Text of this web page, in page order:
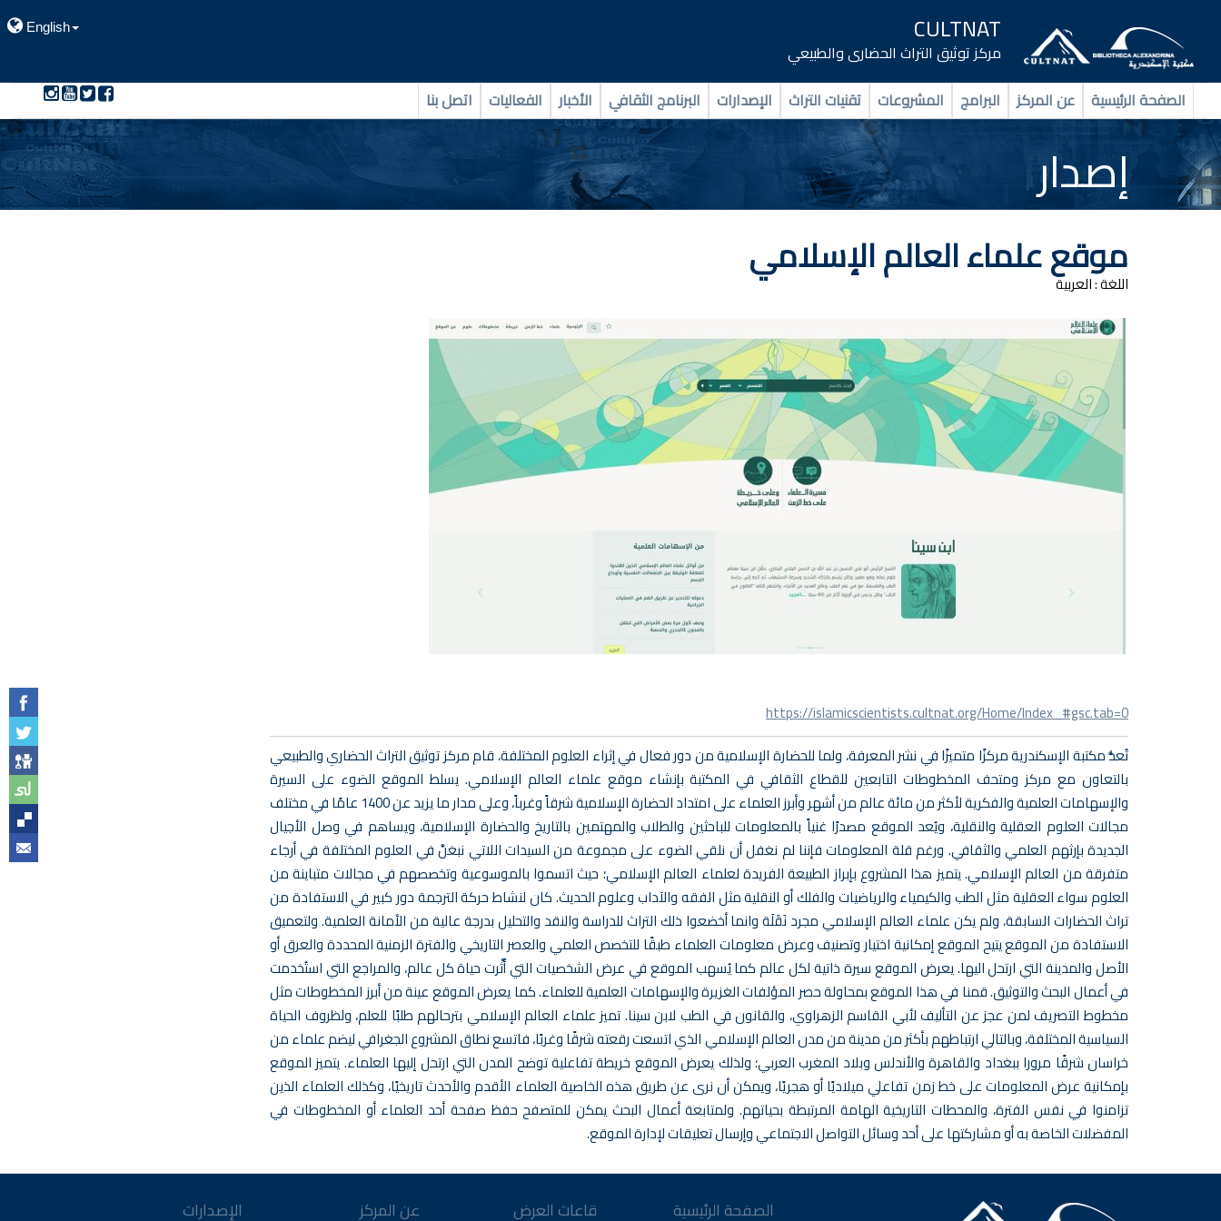
CULTNAT
مركز توثيق التراث الحضارى والطبيعي
English
الصفحة الرئيسية عن المركز البرامج المشروعات تقنيات التراث الإصدارات البرنامج الثقافي الأخبار الفعاليات اتصل بنا
إصدار
موقع علماء العالم الإسلامي
اللغة :العربية
https://islamicscientists.cultnat.org/Home/Index_#gsc.tab=0
تُعدُّ مكتبة الإسكندرية مركزًا متميزًا في نشر المعرفة، ولما للحضارة الإسلامية من دور فعال في إثراء العلوم المختلفة، قام مركز توثيق التراث الحضاري والطبيعي
بالتعاون مع مركز ومتحف المخطوطات التابعين للقطاع الثقافي في المكتبة بإنشاء موقع علماء العالم الإسلامي. يسلط الموقع الضوء على السيرة
والإسهامات العلمية والفكرية لأكثر من مائة عالم من أشهر وأبرز العلماء على امتداد الحضارة الإسلامية شرقاً وغرباً، وعلى مدار ما يزيد عن 1400 عامًا في مختلف
مجالات العلوم العقلية والنقلية، ويُعد الموقع مصدرًا غنياً بالمعلومات للباحثين والطلاب والمهتمين بالتاريخ والحضارة الإسلامية، ويساهم في وصل الأجيال
الجديدة بإرثهم العلمي والثقافي. ورغم قلة المعلومات فإننا لم نغفل أن نلقي الضوء على مجموعة من السيدات اللاتي نبغنَّ في العلوم المختلفة في أرجاء
متفرقة من العالم الإسلامي. يتميز هذا المشروع بإبراز الطبيعة الفريدة لعلماء العالم الإسلامي؛ حيث اتسموا بالموسوعية وتخصصهم في مجالات متباينة من
العلوم سواء العقلية مثل الطب والكيمياء والرياضيات والفلك أو النقلية مثل الفقه والآداب وعلوم الحديث. كان لنشاط حركة الترجمة دور كبير في الاستفادة من
تراث الحضارات السابقة، ولم يكن علماء العالم الإسلامي مجرد نَقَلَة وانما أخضعوا ذلك التراث للدراسة والنقد والتحليل بدرجة عالية من الأمانة العلمية. ولتعميق
الاستفادة من الموقع يتيح الموقع إمكانية اختيار وتصنيف وعرض معلومات العلماء طبقًا للتخصص العلمي والعصر التاريخي والفترة الزمنية المحددة والعرق أو
الأصل والمدينة التي ارتحل اليها. يعرض الموقع سيرة ذاتية لكل عالم كما يُسهب الموقع في عرض الشخصيات التي أَثْرت حياة كل عالم، والمراجع التي استُخدمت
في أعمال البحث والتوثيق. قمنا في هذا الموقع بمحاولة حصر المؤلفات الغزيرة والإسهامات العلمية للعلماء. كما يعرض الموقع عينة من أبرز المخطوطات مثل
مخطوط التصريف لمن عجز عن التأليف لأبي القاسم الزهراوي، والقانون في الطب لابن سينا. تميز علماء العالم الإسلامي بترحالهم طلبًا للعلم، ولظروف الحياة
السياسية المختلفة، وبالتالي ارتباطهم بأكثر من مدينة من مدن العالم الإسلامي الذي اتسعت رقعته شرقًا وغربًا، فاتسع نطاق المشروع الجغرافي ليضم علماء من
خراسان شرقًا مرورا ببغداد والقاهرة والأندلس وبلاد المغرب العربي؛ ولذلك يعرض الموقع خريطة تفاعلية توضح المدن التي ارتحل إليها العلماء. يتميز الموقع
بإمكانية عرض المعلومات على خط زمن تفاعلي ميلاديًا أو هجريًا، ويمكن أن نرى عن طريق هذه الخاصية العلماء الأقدم والأحدث تاريخيًا، وكذلك العلماء الذين
تزامنوا في نفس الفترة، والمحطات التاريخية الهامة المرتبطة بحياتهم. ولمتابعة أعمال البحث يمكن للمتصفح حفظ صفحة أحد العلماء أو المخطوطات في
المفضلات الخاصة به أو مشاركتها على أحد وسائل التواصل الاجتماعي وإرسال تعليقات لإدارة الموقع.
الصفحة الرئيسية قاعات العرض عن المركز الإصدارات